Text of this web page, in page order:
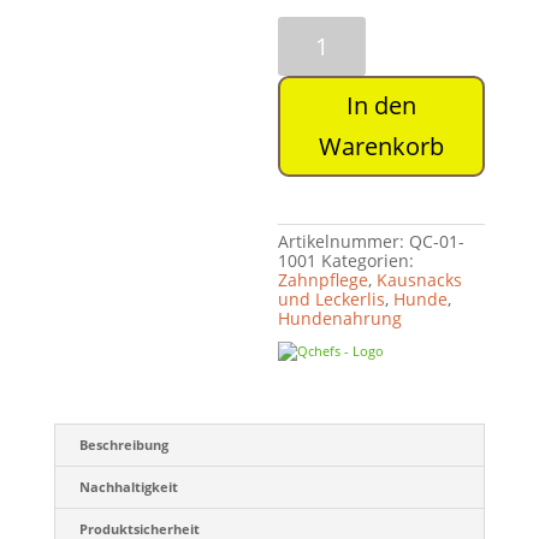
Cracker
In den
Warenkorb
Artikelnummer: QC-01-
1001 Kategorien:
Zahnpflege, Kausnacks
und Leckerlis, Hunde,
Hundenahrung
Beschreibung
Nachhaltigkeit
Produktsicherheit